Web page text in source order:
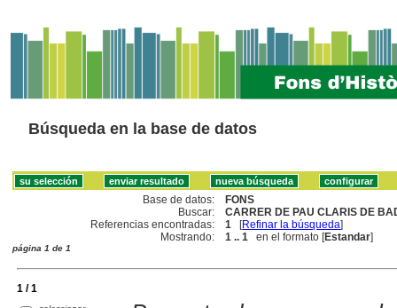
Búsqueda en la base de datos
Base de datos:
FONS
Buscar:
CARRER DE PAU CLARIS DE
Referencias encontradas:
1 [Refinar la búsqueda]
Mostrando:
1 .. 1 en el formato [Estandar]
página 1 de 1
1 / 1